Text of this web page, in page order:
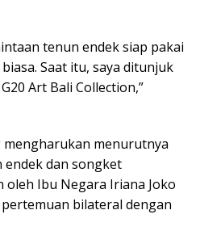
tenun endek siap pakai
Saat itu, saya ditunjuk
Art Bali Collection,”
mengharukan menurutnya
endek dan songket
oleh Ibu Negara Iriana Joko
bilateral dengan